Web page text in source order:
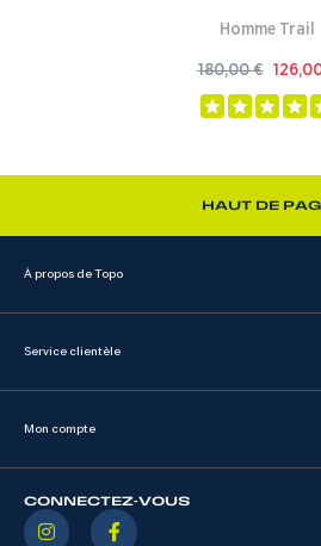
Homme Trail
180,00€
HAUT DE
À propos de Topo
Service clientèle
Mon compte
CONNECTEZ-VOUS